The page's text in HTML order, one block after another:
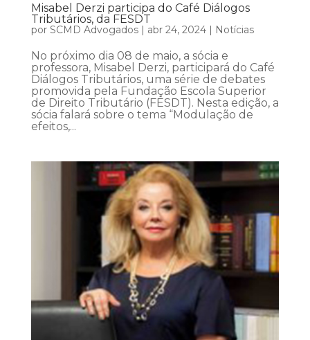
Misabel Derzi participa do Café Diálogos
Tributários, da FESDT
por SCMD Advogados| abr 24, 2024| Notícias
No próximo dia 08 de maio, a sócia e
professora, Misabel Derzi, participará do Café
Diálogos Tributários, uma série de debates
promovida pela Fundação Escola Superior
de Direito Tributário (FESDT). Nesta edição, a
sócia falará sobre o tema “Modulação de
efeitos,...